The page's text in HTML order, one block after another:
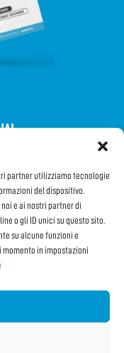
partner utilizziamo tecnologie
del dispositivo.
e ai nostri partner di
o gli ID unici su questo sito.
su alcune funzioni e
in impostazioni